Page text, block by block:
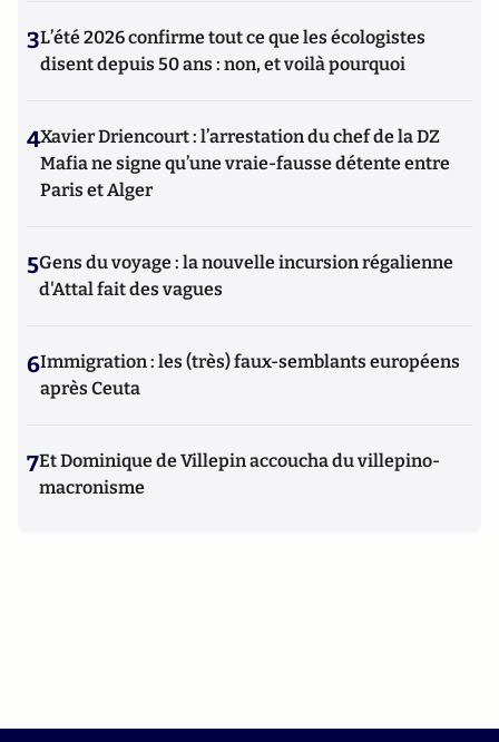
3L’été 2026 confirme tout ce que les écologistes
disent depuis 50 ans : non, et voilà pourquoi
4Xavier Driencourt : l’arrestation du chef de la DZ
Mafia ne signe qu’une vraie-fausse détente entre
Paris et Alger
5Gens du voyage : la nouvelle incursion régalienne
d'Attal fait des vagues
6Immigration : les (très) faux-semblants européens
après Ceuta
7Et Dominique de Villepin accoucha du villepino-
macronisme